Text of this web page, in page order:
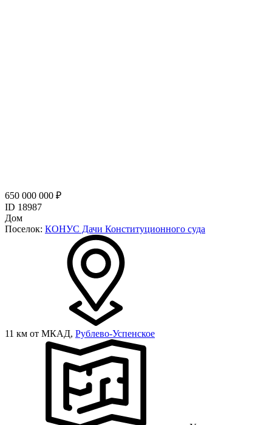
650 000 000 ₽
ID 18987
Дом
Поселок: КОНУС Дачи Конституционного суда
11 км от МКАД, Рублево-Успенское